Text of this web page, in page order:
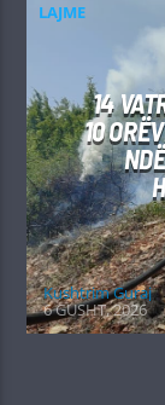
LAJME
14
10
Kushtrim Guraj
6 GUSHT, 2026